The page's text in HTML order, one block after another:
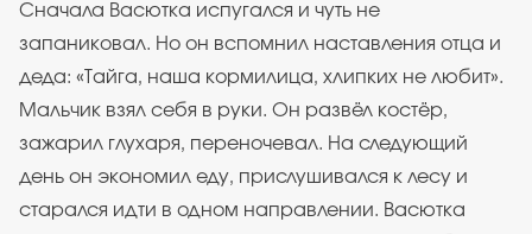
Сначала Васютка испугался и чуть не
запаниковал. Но он вспомнил наставления отца и
деда: «Тайга, наша кормилица, хлипких не любит».
Мальчик взял себя в руки. Он развёл костёр,
зажарил глухаря, переночевал. На следующий
день он экономил еду, прислушивался к лесу и
старался идти в одном направлении. Васютка